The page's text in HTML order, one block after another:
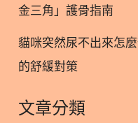
金三角」護骨指南
貓咪突然尿不出來怎
的舒緩對策
文章分類